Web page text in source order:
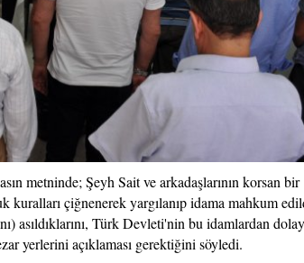
metninde; Şeyh Sait ve arkadaşlarının korsan bir
kuralları çiğnenerek yargılanıp idama mahkum
asıldıklarını, Türk Devleti'nin bu idamlardan
yerlerini açıklaması gerektiğini söyledi.